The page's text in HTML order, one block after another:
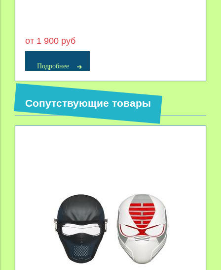
от 1 900 руб
Подробнее
Сопутствующие товары